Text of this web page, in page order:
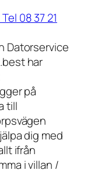
08 37 21
Datorservice
har
på
till
dig med
ifrån
i villan /